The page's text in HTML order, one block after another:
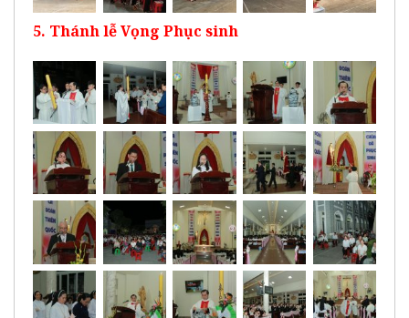
5. Thánh lễ Vọng Phục sinh